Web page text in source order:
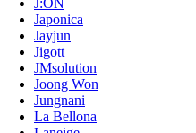
J:ON
Japonica
Jayjun
Jigott
JMsolution
Joong Won
Jungnani
La Bellona